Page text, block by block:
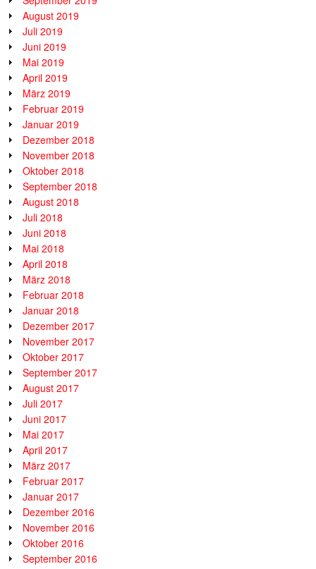
August 2019
Juli 2019
Juni 2019
Mai 2019
April 2019
März 2019
Februar 2019
Januar 2019
Dezember 2018
November 2018
Oktober 2018
September 2018
August 2018
Juli 2018
Juni 2018
Mai 2018
April 2018
März 2018
Februar 2018
Januar 2018
Dezember 2017
November 2017
Oktober 2017
September 2017
August 2017
Juli 2017
Juni 2017
Mai 2017
April 2017
März 2017
Februar 2017
Januar 2017
Dezember 2016
November 2016
Oktober 2016
September 2016